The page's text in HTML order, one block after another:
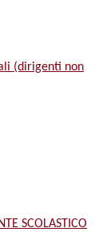
(dirigenti non
SCOLASTICO